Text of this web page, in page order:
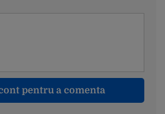
pentru a comenta